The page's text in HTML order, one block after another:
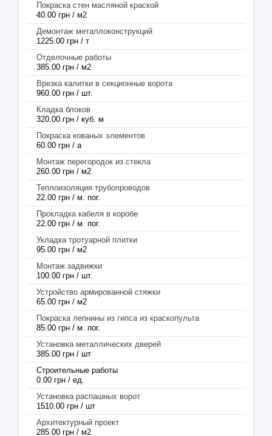
Покраска стен масляной краской
40.00 грн / м2
Демонтаж металлоконструкций
1225.00 грн / т
Отделочные работы
385.00 грн / м2
Врезка калитки в секционные ворота
960.00 грн / шт.
Кладка блоков
320.00 грн / куб. м
Покраска кованых элементов
60.00 грн / а
Монтаж перегородок из стекла
260.00 грн / м2
Теплоизоляция трубопроводов
22.00 грн / м. пог.
Прокладка кабеля в коробе
22.00 грн / м. пог.
Укладка тротуарной плитки
95.00 грн / м2
Монтаж задвижки
100.00 грн / шт.
Устройство армированной стяжки
65.00 грн / м2
Покраска лепнины из гипса из краскопульта
85.00 грн / м. пог.
Установка металлических дверей
385.00 грн / шт
Строительные работы
0.00 грн / ед.
Установка распашных ворот
1510.00 грн / шт
Архитектурный проект
285.00 грн / м2